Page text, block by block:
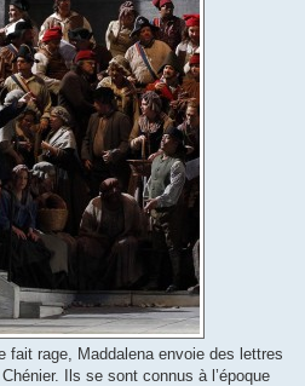
fait rage, Maddalena envoie des lettres
Ils se sont connus à l’époque